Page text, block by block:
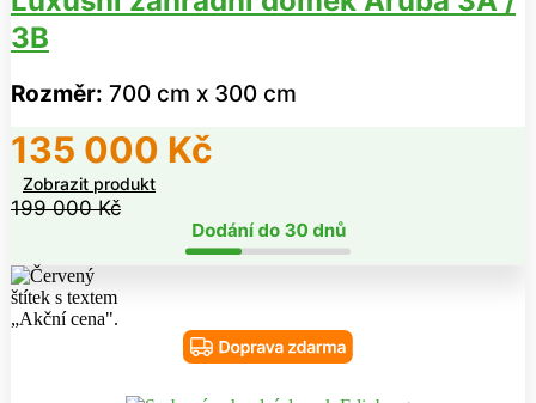
3B
Rozměr: 700 cm x 300 cm
135 000 Kč
Zobrazit produkt
199 000Kč